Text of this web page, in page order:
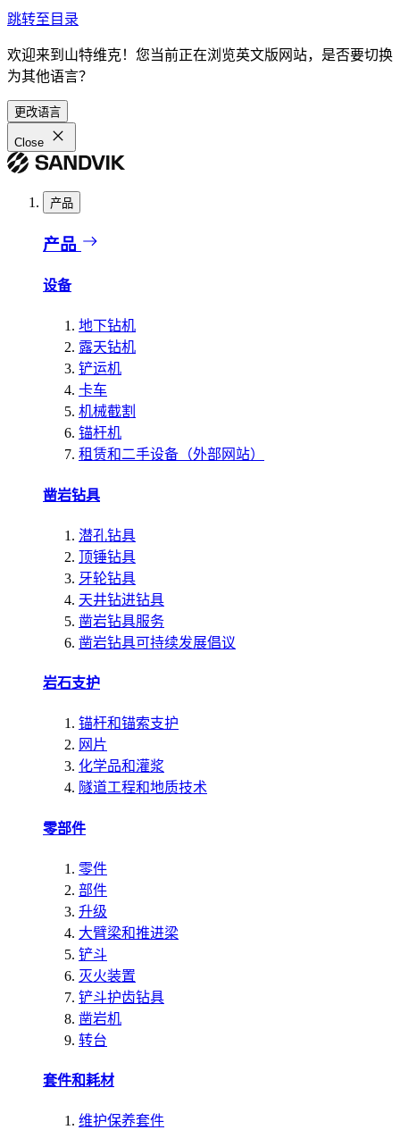
跳转至目录
欢迎来到山特维克！您当前正在浏览英文版网站，是否要切换
为其他语言？
更改语言
Close
产品
产品
设备
地下钻机
露天钻机
铲运机
卡车
机械截割
锚杆机
租赁和二手设备（外部网站）
凿岩钻具
潜孔钻具
顶锤钻具
牙轮钻具
天井钻进钻具
凿岩钻具服务
凿岩钻具可持续发展倡议
岩石支护
锚杆和锚索支护
网片
化学品和灌浆
隧道工程和地质技术
零部件
零件
部件
升级
大臂梁和推进梁
铲斗
灭火装置
铲斗护齿钻具
凿岩机
转台
套件和耗材
维护保养套件